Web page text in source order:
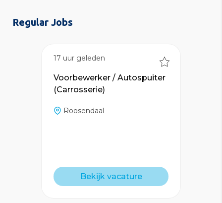
Regular Jobs
17 uur geleden
Voorbewerker / Autospuiter
(Carrosserie)
Roosendaal
Bekijk vacature